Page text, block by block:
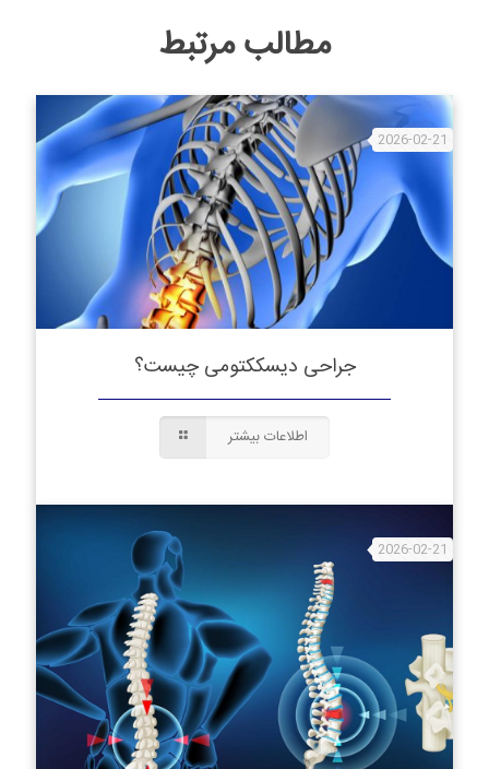
مطالب مرتبط
2026-02-21
جراحی دیسککتومی چیست؟
اطلاعات بیشتر
2026-02-21